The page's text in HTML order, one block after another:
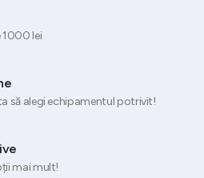
1000 lei
să alegi echipamentul potrivit!
mai mult!